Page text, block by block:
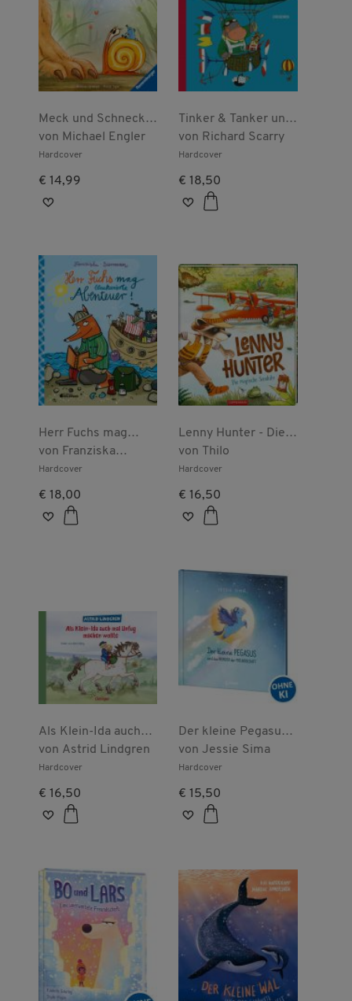
Meck und Schneck.
Ein Löwe ist kein
Kuscheltier
von Michael Engler
Hardcover
€ 14,99
Tinker & Tanker und
das Raumschiff
von Richard Scarry
Hardcover
€ 18,50
Herr Fuchs mag
blaukarierte
Abenteuer!
von Franziska
Biermann
Hardcover
€ 18,00
Lenny Hunter - Die
magische Sanduhr
(Bd.1)
von Thilo
Hardcover
€ 16,50
Als Klein-Ida auch
mal Unfug machen
wollte
von Astrid Lindgren
Hardcover
€ 16,50
Der kleine Pegasus
und das Wunder der
Freundschaft
von Jessie Sima
Hardcover
€ 15,50